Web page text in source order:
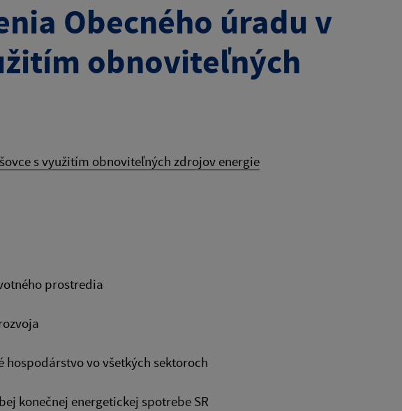
Obecného úradu v
obnoviteľných
s využitím obnoviteľných zdrojov energie
prostredia
vo všetkých sektoroch
konečnej energetickej spotrebe SR